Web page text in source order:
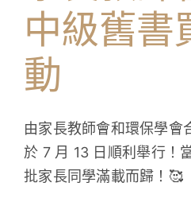
中級舊書
動
由家長教師會和環保學會
於 7 月 13 日順利舉行！
批家長同學滿載而歸！🥰